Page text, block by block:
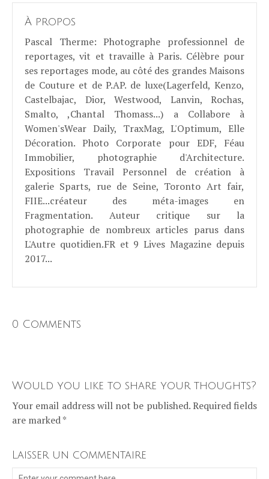
À propos
Pascal Therme: Photographe professionnel de
reportages, vit et travaille à Paris. Célèbre pour
ses reportages mode, au côté des grandes Maisons
de Couture et de P.AP. de luxe(Lagerfeld, Kenzo,
Castelbajac, Dior, Westwood, Lanvin, Rochas,
Smalto, ,Chantal Thomass...) a Collabore à
Women'sWear Daily, TraxMag, L'Optimum, Elle
Décoration. Photo Corporate pour EDF, Féau
Immobilier, photographie d'Architecture.
Expositions Travail Personnel de création à
galerie Sparts, rue de Seine, Toronto Art fair,
FIIE...créateur des méta-images en
Fragmentation. Auteur critique sur la
photographie de nombreux articles parus dans
L'Autre quotidien.FR et 9 Lives Magazine depuis
2017...
0 Comments
Would you like to share your thoughts?
Your email address will not be published. Required fields
are marked *
Laisser un commentaire